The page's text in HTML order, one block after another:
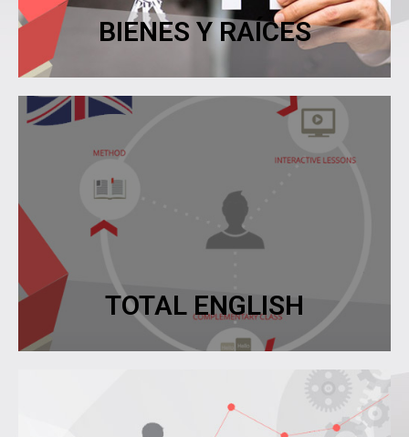
BIENES Y RAÍCES
BIENES Y RAÍCES
TOTAL ENGLISH
Clases de Inglés Empresariales para empleados,
ejecutivos y directivos en sus instalaciones.